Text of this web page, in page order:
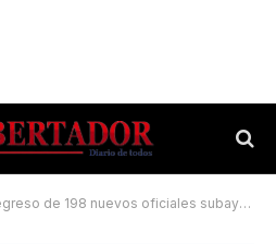
198 nuevos oficiales subayudantes en Corrientes